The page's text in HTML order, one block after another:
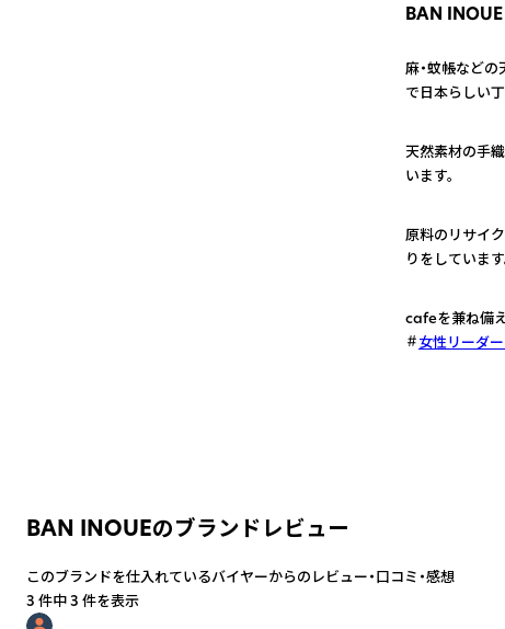
BAN INOUE
麻・蚊帳など
で日本らしい
天然素材の手
います。
原料のリサイ
りをしています
cafeを兼ね備
女性リーダ
BAN INOUEのブランドレビュー
このブランドを仕入れているバイヤーからのレビュー・口コミ・感想
3 件中 3 件を表示